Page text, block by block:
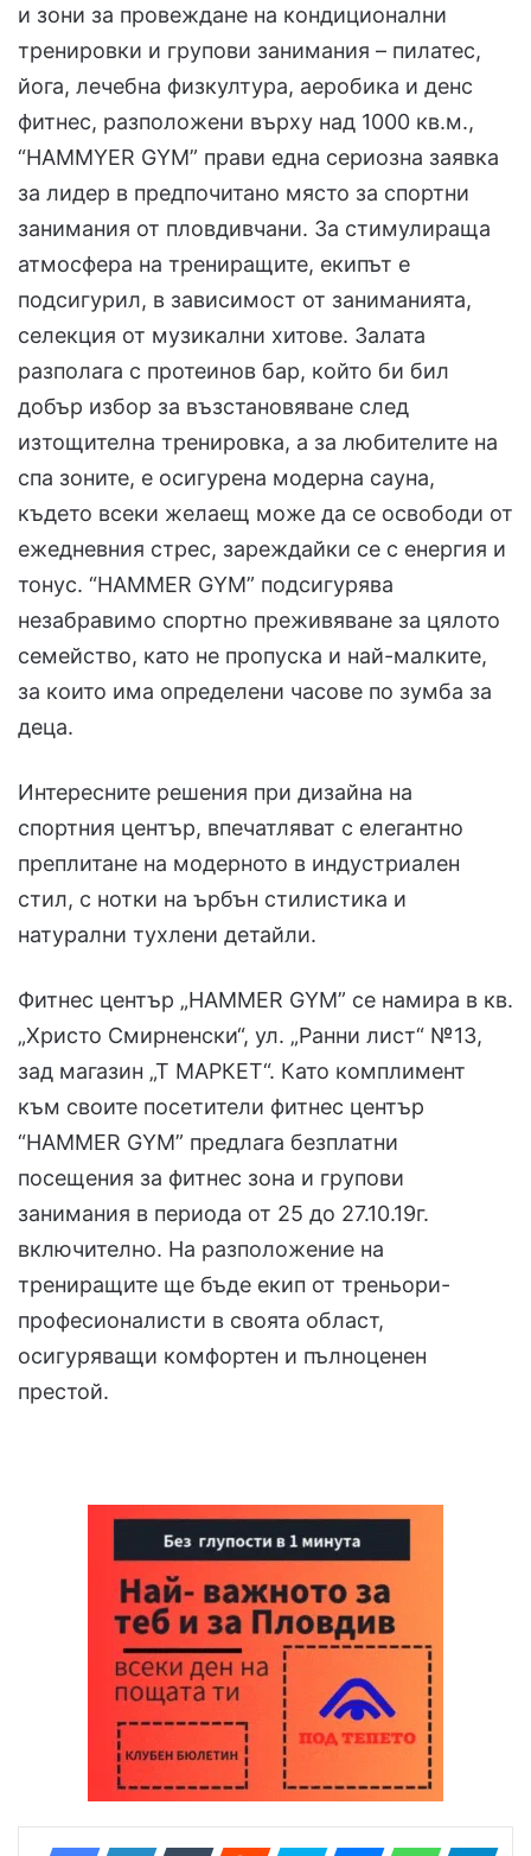
и зони за провеждане на кондиционални
тренировки и групови занимания – пилатес,
йога, лечебна физкултура, аеробика и денс
фитнес, разположени върху над 1000 кв.м.,
“HAMMYER GYM” прави една сериозна заявка
за лидер в предпочитано място за спортни
занимания от пловдивчани. За стимулираща
атмосфера на трениращите, екипът е
подсигурил, в зависимост от заниманията,
селекция от музикални хитове. Залата
разполага с протеинов бар, който би бил
добър избор за възстановяване след
изтощителна тренировка, а за любителите на
спа зоните, е осигурена модерна сауна,
където всеки желаещ може да се освободи от
ежедневния стрес, зареждайки се с енергия и
тонус. “HAMMER GYM” подсигурява
незабравимо спортно преживяване за цялото
семейство, като не пропуска и най-малките,
за които има определени часове по зумба за
деца.
Интересните решения при дизайна на
спортния център, впечатляват с елегантно
преплитане на модерното в индустриален
стил, с нотки на ърбън стилистика и
натурални тухлени детайли.
Фитнес център „HAMMER GYM” се намира в кв.
„Христо Смирненски“, ул. „Ранни лист“ №13,
зад магазин „Т МАРКЕТ“. Като комплимент
към своите посетители фитнес център
“HAMMER GYM” предлага безплатни
посещения за фитнес зона и групови
занимания в периода от 25 до 27.10.19г.
включително. На разположение на
трениращите ще бъде екип от треньори-
професионалисти в своята област,
осигуряващи комфортен и пълноценен
престой.